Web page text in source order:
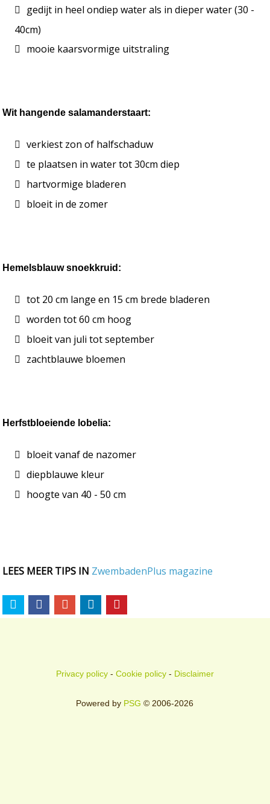
gedijt in heel ondiep water als in dieper water (30 -
40cm)
mooie kaarsvormige uitstraling
Wit hangende salamanderstaart:
verkiest zon of halfschaduw
te plaatsen in water tot 30cm diep
hartvormige bladeren
bloeit in de zomer
Hemelsblauw snoekkruid:
tot 20 cm lange en 15 cm brede bladeren
worden tot 60 cm hoog
bloeit van juli tot september
zachtblauwe bloemen
Herfstbloeiende lobelia:
bloeit vanaf de nazomer
diepblauwe kleur
hoogte van 40 - 50 cm
LEES MEER TIPS IN ZwembadenPlus magazine
Privacy policy- Cookie policy- Disclaimer
Powered by PSG © 2006-2026